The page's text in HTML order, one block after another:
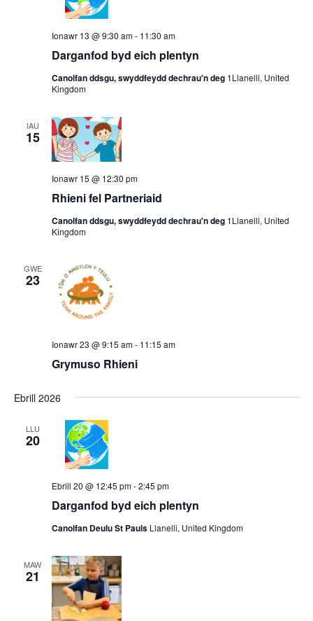
Darganfod byd eich plentyn
Ionawr 13 @ 9:30 am- 11:30 am
Canolfan ddsgu, swyddfeydd dechrau'n deg 1Llanelli, United
Kingdom
IAU
15
Rhieni fel Partneriaid
Ionawr 15 @ 12:30 pm
Canolfan ddsgu, swyddfeydd dechrau'n deg 1Llanelli, United
Kingdom
GWE
23
Grymuso Rhieni
Ionawr 23 @ 9:15 am- 11:15 am
Ebrill 2026
LLU
20
Darganfod byd eich plentyn
Ebrill 20 @ 12:45 pm-2:45 pm
Canolfan Deulu St Pauls Llanelli, United Kingdom
MAW
21